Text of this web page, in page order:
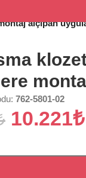
alçıpan
762-5801-02
10.221₺